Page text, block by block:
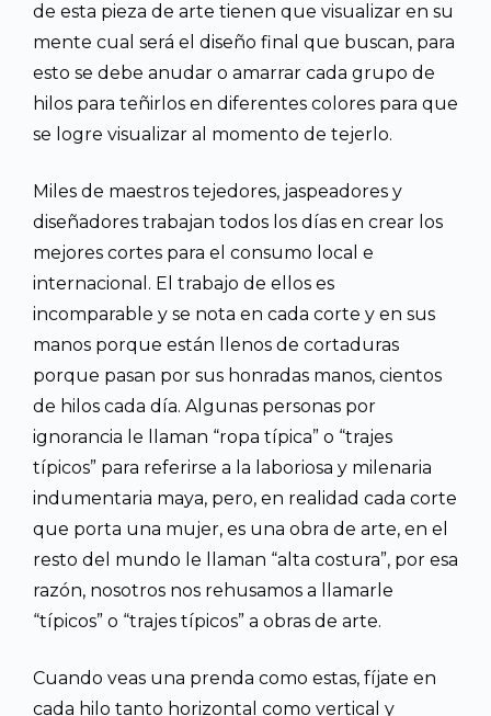
de esta pieza de arte tienen que visualizar en su
mente cual será el diseño final que buscan, para
esto se debe anudar o amarrar cada grupo de
hilos para teñirlos en diferentes colores para que
se logre visualizar al momento de tejerlo.
Miles de maestros tejedores, jaspeadores y
diseñadores trabajan todos los días en crear los
mejores cortes para el consumo local e
internacional. El trabajo de ellos es
incomparable y se nota en cada corte y en sus
manos porque están llenos de cortaduras
porque pasan por sus honradas manos, cientos
de hilos cada día. Algunas personas por
ignorancia le llaman “ropa típica” o “trajes
típicos” para referirse a la laboriosa y milenaria
indumentaria maya, pero, en realidad cada corte
que porta una mujer, es una obra de arte, en el
resto del mundo le llaman “alta costura”, por esa
razón, nosotros nos rehusamos a llamarle
“típicos” o “trajes típicos” a obras de arte.
Cuando veas una prenda como estas, fíjate en
cada hilo tanto horizontal como vertical y